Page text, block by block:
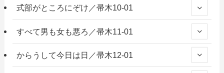
式部がところにぞけ／帚木10-01
すべて男も女も悪ろ／帚木11-01
からうして今日は日／帚木12-01